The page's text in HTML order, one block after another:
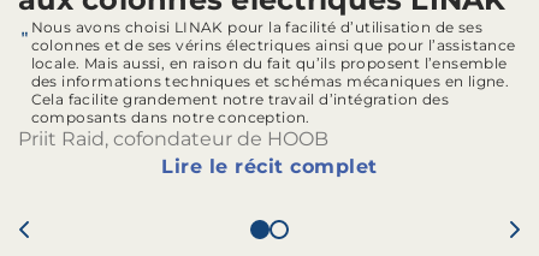
Nous avons choisi LINAK pour la facilité d’utilisation de ses
colonnes et de ses vérins électriques ainsi que pour l’assistance
locale. Mais aussi, en raison du fait qu’ils proposent l’ensemble
des informations techniques et schémas mécaniques en ligne.
Cela facilite grandement notre travail d’intégration des
composants dans notre conception.
Priit Raid, cofondateur de HOOB
Lire le récit complet